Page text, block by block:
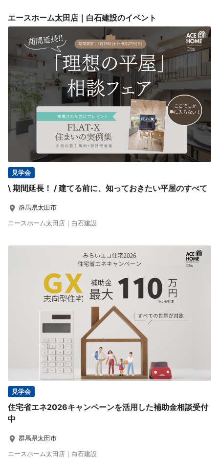
エースホーム太田店｜白石建設のイベント
見学会
\ 期間延長！ / 建てる前に、知っておきたい平屋のすべて
群馬県太田市
エースホーム太田店｜白石建設
見学会
住宅省エネ2026キャンペーンを活用した補助金相談受付
中
群馬県太田市
エースホーム太田店｜白石建設